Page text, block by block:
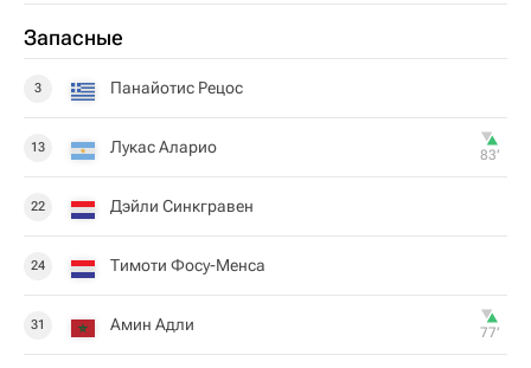
Запасные
3 Панайотис Рецос
13 Лукас Аларио 83‎’‎
22 Дэйли Синкгравен
24 Тимоти Фосу-Менса
31 Амин Адли 77‎’‎